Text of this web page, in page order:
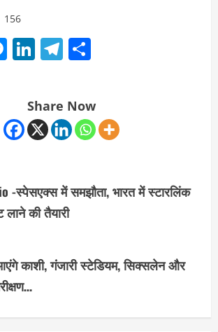
156
Messenger
LinkedIn
Telegram
Share Now
-स्पेसएक्स में समझौता, भारत में स्टारलिंक
लाने की तैयारी
काशी, गंजारी स्टेडियम, सिक्सलेन और